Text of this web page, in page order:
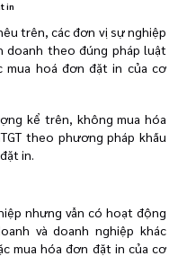
in
trên, các đơn vị sự nghiệp
doanh theo đúng pháp luật
hoá đơn đặt in của cơ
kể trên, không mua hóa
theo phương pháp khấu
in.
nhưng vẫn có hoạt động
và doanh nghiệp khác
mua hóa đơn đặt in của cơ